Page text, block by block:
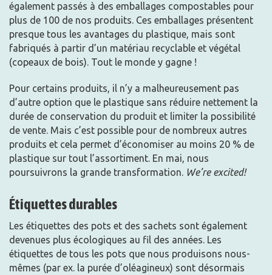
également passés à des emballages compostables pour
plus de 100 de nos produits. Ces emballages présentent
presque tous les avantages du plastique, mais sont
fabriqués à partir d’un matériau recyclable et végétal
(copeaux de bois). Tout le monde y gagne !
Pour certains produits, il n’y a malheureusement pas
d’autre option que le plastique sans réduire nettement la
durée de conservation du produit et limiter la possibilité
de vente. Mais c’est possible pour de nombreux autres
produits et cela permet d’économiser au moins 20 % de
plastique sur tout l’assortiment. En mai, nous
poursuivrons la grande transformation. We’re excited!
Étiquettes durables
Les étiquettes des pots et des sachets sont également
devenues plus écologiques au fil des années. Les
étiquettes de tous les pots que nous produisons nous-
mêmes (par ex. la purée d’oléagineux) sont désormais